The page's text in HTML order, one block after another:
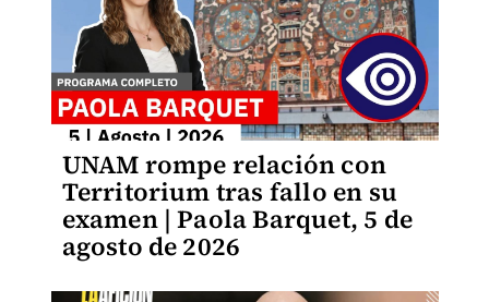
UNAM rompe relación con
Territorium tras fallo en su
examen | Paola Barquet, 5 de
agosto de 2026